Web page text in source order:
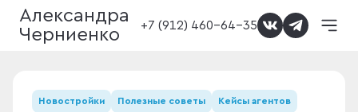
Александра
Черниенко
+7 (912) 460-64-35
Новостройки Полезные советы Кейсы агентов